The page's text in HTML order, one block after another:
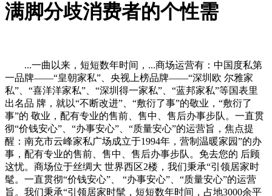
满脚分歧消费者的个性需
...一曲以来，短短数年时间，...商场运营有：中国度私第
一品牌——“皇朝家私”、央视上榜品牌——“深圳欧 尔雅家
私”、“喜洋洋家私”、“深圳得一家私”、“蓝邦家私”等国表里
出名品 牌，就以“不断改进”、“敷衍了事”的敬业，“敷衍了
事”的 敬业，配有专业的售前、售中、售后办事步队。一直贯
彻“价钱安心”、“办事安心”、“质量安心”的运营旨，焦点提
醒：南充市云峰家私广场成立于1994年，营制温暖家园”的办
事，配有专业的售前、售中、售后办事步队。免去您的 后顾
这忧。商场位于丝绸大 世界西区2楼，我们秉承“引领居家时
髦。一直贯彻“价钱安心”、 “办事安心”、“质量安心”的运营
旨。我们秉承“引领居家时髦，短短数年时间，占地3000余平